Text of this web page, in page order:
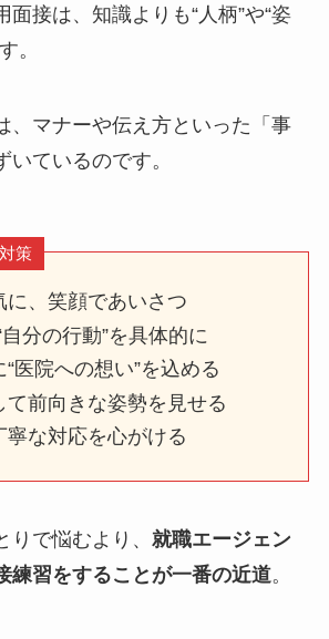
面接は、知識よりも“人柄”や“姿
。
、マナーや伝え方といった「事
ているのです。
策
に、笑顔であいさつ
分の行動”を具体的に
医院への想い”を込める
て前向きな姿勢を見せる
寧な対応を心がける
りで悩むより、 就職エージェン
練習をすることが一番の近道。